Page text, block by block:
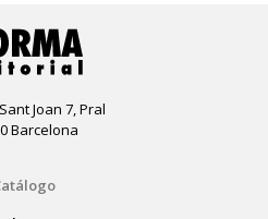
Joan 7, Pral
Barcelona